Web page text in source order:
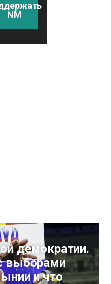
NM
демократии.
выборами
и что